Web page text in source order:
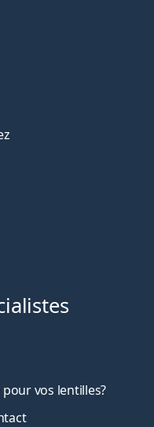
vos lentilles?